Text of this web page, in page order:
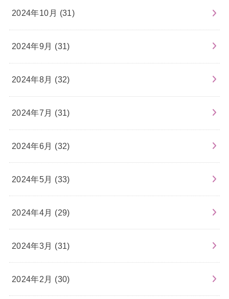
2024年10月 (31)
2024年9月 (31)
2024年8月 (32)
2024年7月 (31)
2024年6月 (32)
2024年5月 (33)
2024年4月 (29)
2024年3月 (31)
2024年2月 (30)